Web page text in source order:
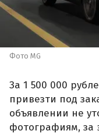
Фото MG
За 1 500 000
привезти под
объявлении не
фотографиям, за